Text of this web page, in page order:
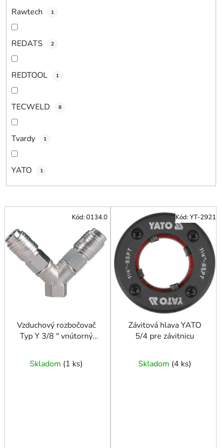
Rawtech 1
REDATS 2
REDTOOL 1
TECWELD 8
Tvardy 1
YATO 1
V
p
i
Vzduchový rozbočovač
Typ Y 3/8 ″ vnútorný
Skladom (1 ks)
Kód:0134.0
Závitová hlava YATO
5/4 pre závitnicu
Skladom (4 ks)
Kód:YT-2921